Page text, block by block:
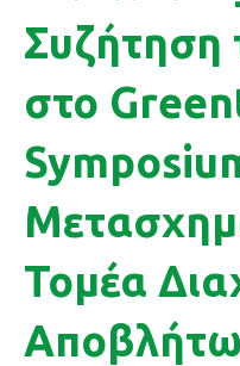
Συζήτηση
στο
Τομέα